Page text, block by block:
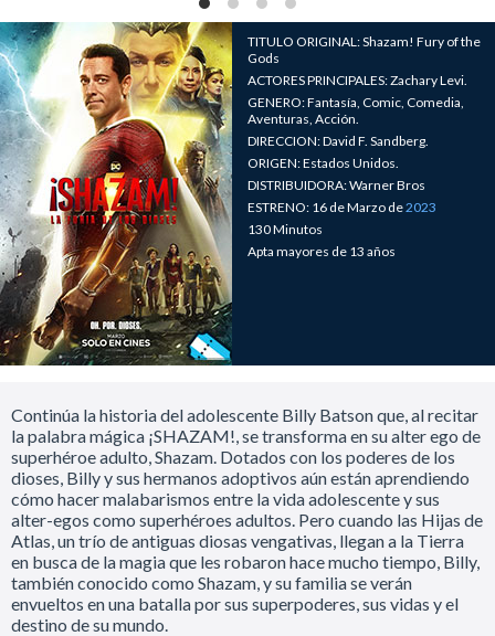
TITULO ORIGINAL: Shazam! Fury of the
Gods
ACTORES PRINCIPALES: Zachary Levi.
GENERO: Fantasía, Comic, Comedia,
Aventuras, Acción.
DIRECCION: David F. Sandberg.
ORIGEN: Estados Unidos.
DISTRIBUIDORA: Warner Bros
ESTRENO: 16 de Marzo de2023
130 Minutos
Apta mayores de 13 años
Continúa la historia del adolescente Billy Batson que, al recitar
la palabra mágica ¡SHAZAM!, se transforma en su alter ego de
superhéroe adulto, Shazam. Dotados con los poderes de los
dioses, Billy y sus hermanos adoptivos aún están aprendiendo
cómo hacer malabarismos entre la vida adolescente y sus
alter-egos como superhéroes adultos. Pero cuando las Hijas de
Atlas, un trío de antiguas diosas vengativas, llegan a la Tierra
en busca de la magia que les robaron hace mucho tiempo, Billy,
también conocido como Shazam, y su familia se verán
envueltos en una batalla por sus superpoderes, sus vidas y el
destino de su mundo.